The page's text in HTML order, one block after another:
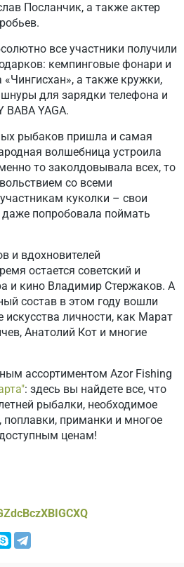
Посланчик, а также актер
все участники получили
кемпинговые фонари и
«Чингисхан», а также кружки,
для зарядки телефона и
BABA YAGA.
рыбаков пришла и самая
волшебница устроила
то заколдовывала всех, то
со всеми
куколки – свои
попробовала поймать
и вдохновителей
остается советский и
и кино Владимир Стержаков. А
состав в этом году вошли
искусства личности, как Марат
Анатолий Кот и многие
ассортиментом Azor Fishing
: здесь вы найдете все, что
рыбалки, необходимое
приманки и многое
ценам!